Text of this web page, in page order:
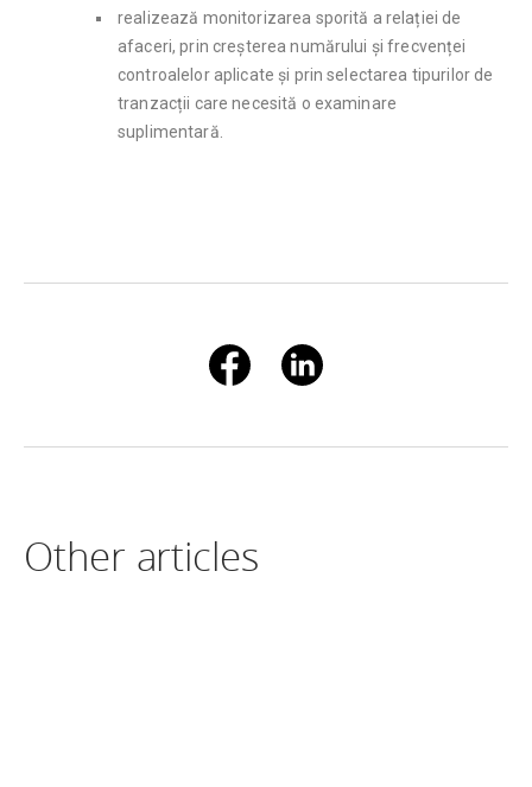
realizează monitorizarea sporită a relației de
afaceri, prin creșterea numărului și frecvenței
controalelor aplicate și prin selectarea tipurilor de
tranzacții care necesită o examinare
suplimentară.
Other articles